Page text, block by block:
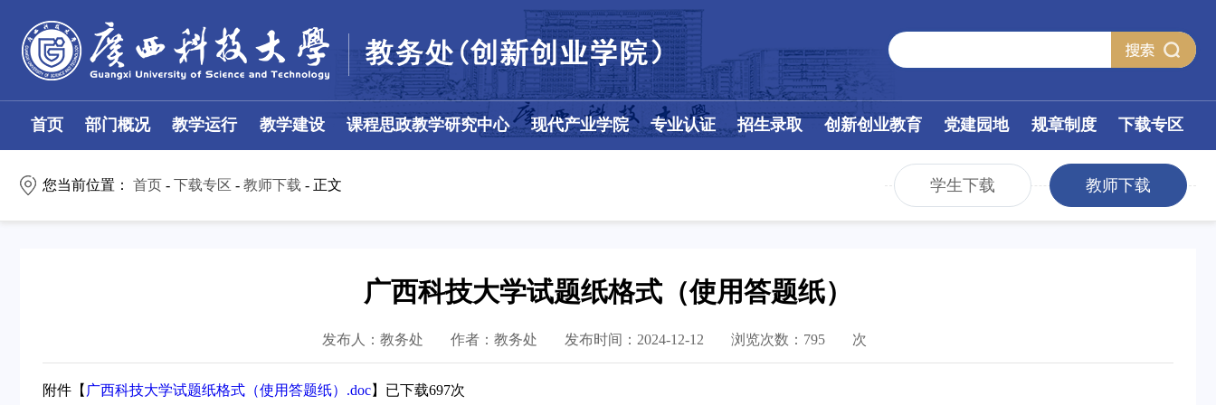
首页 部门概况 教学运行 教学建设 课程思政教学研究中心 现代产业学院 专业认证 招生录取 创新创业教育 党建园地 规章制度 下载专区
您当前位置： 首页 - 下载专区 - 教师下载 - 正文 学生下载 教师下载
广西科技大学试题纸格式（使用答题纸）
发布人：教务处 作者：教务处 发布时间：2024-12-12 浏览次数： 795 次
附件【 广西科技大学试题纸格式（使用答题纸）.doc】已下载697次